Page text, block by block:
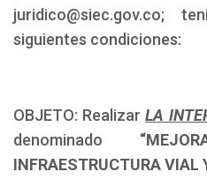
juridico@siec.gov.co;
siguientes condiciones:
OBJETO: RealizarLA
denominado
INFRAESTRUCTURA VIAL